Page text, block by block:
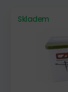
Skladem